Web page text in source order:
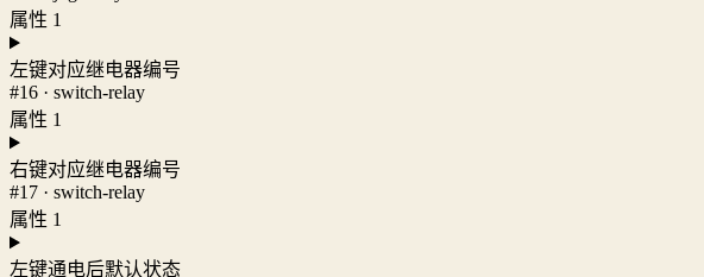
属性 1
左键对应继电器编号
#16 · switch-relay
属性 1
右键对应继电器编号
#17 · switch-relay
属性 1
左键通电后默认状态